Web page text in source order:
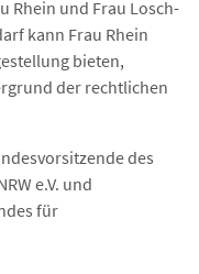
Rhein und Frau Losch-
kann Frau Rhein
bieten,
der rechtlichen
des
e.V. und
für